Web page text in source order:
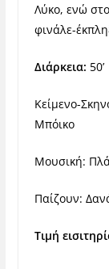
Λύκο, ενώ
φινάλε-
Διάρκεια: 50’
Κείμενο-
Μπόικο
Μουσική:
Παίζουν:
Τιμή